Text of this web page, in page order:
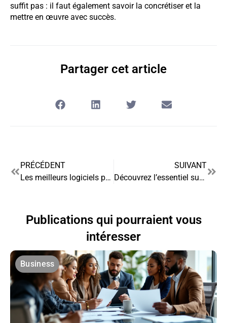
suffit pas : il faut également savoir la concrétiser et la
mettre en œuvre avec succès.
Partager cet article
PRÉCÉDENT
Les meilleurs logiciels pour élaborer son prototype de site web
SUIVANT
Découvrez l’essentiel sur les comparateurs de crédit !
Publications qui pourraient vous
intéresser
Business